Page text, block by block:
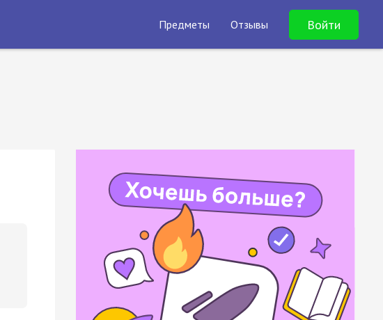
Предметы Отзывы Войти